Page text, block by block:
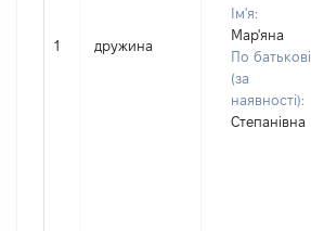
1 дружина
Ім'я:
Мар'яна
По батькові
(за
наявності):
Степанівна